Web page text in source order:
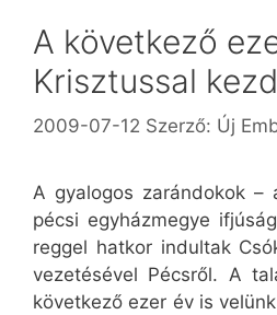
A következő
Krisztussal
2009-07-12 Szerző: Új
A gyalogos zarándokok –
pécsi egyházmegye
reggel hatkor indultak
vezetésével Pécsről. A
következő ezer év is